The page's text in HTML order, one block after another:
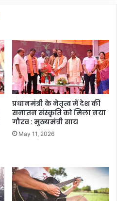
प्रधानमंत्री के नेतृत्व में देश की
सनातन संस्कृति को मिला नया
गौरव : मुख्यमंत्री साय
May 11, 2026